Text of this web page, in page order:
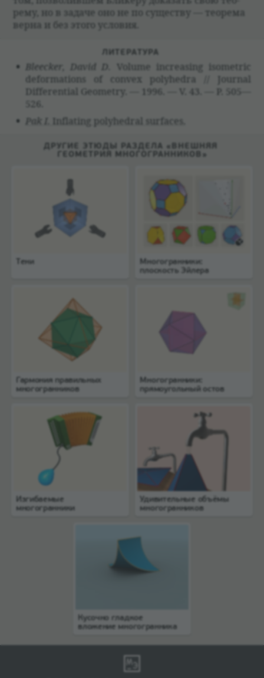
рему, но в задаче оно не по суще­ству — тео­рема
верна и без этого усло­вия.
ЛИТЕ­РА­ТУРА
Bleecker, David D.
Volume increasing isometric
deformations of convex polyhedra // Journal
Differential Geometry. — 1996. — V. 43. — P. 505—
526.
Pak I. Inflating polyhedral surfaces.
ДРУГИЕ ЭТЮДЫ РАЗДЕЛА «ВНЕШНЯЯ
ГЕОМЕТРИЯ МНОГОГРАННИКОВ»
Тени
Многогранники:
плоскость Эйлера
Гармония правильных
многогранников
Многогранники:
прямоугольный остов
Изгибаемые
многогранники
Удивительные объёмы
многогранников
Кусочно гладкое
вложение многогранника